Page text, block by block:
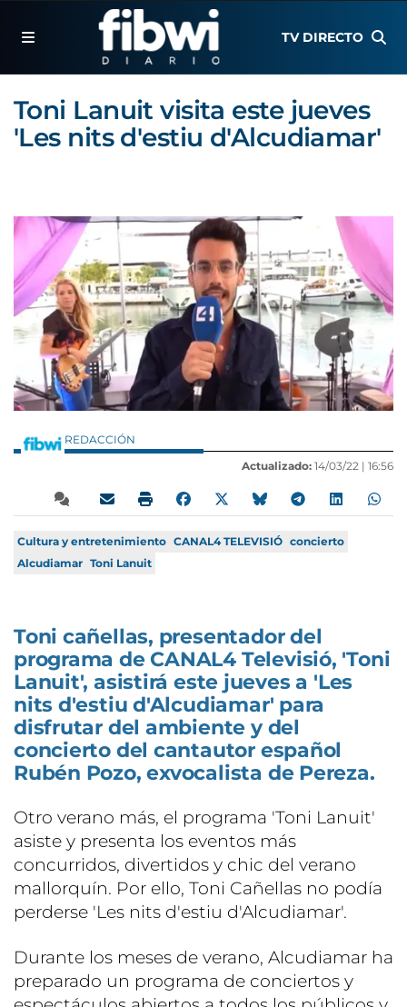
TV DIRECTO
Toni Lanuit visita este jueves
'Les nits d'estiu d'Alcudiamar'
REDACCIÓN
Actualizado: 14/03/22 | 16:56
Cultura y entretenimiento CANAL4 TELEVISIÓ concierto
Alcudiamar Toni Lanuit
Toni cañellas, presentador del
programa de CANAL4 Televisió, 'Toni
Lanuit', asistirá este jueves a 'Les
nits d'estiu d'Alcudiamar' para
disfrutar del ambiente y del
concierto del cantautor español
Rubén Pozo, exvocalista de Pereza.
Otro verano más, el programa 'Toni Lanuit'
asiste y presenta los eventos más
concurridos, divertidos y chic del verano
mallorquín. Por ello, Toni Cañellas no podía
perderse 'Les nits d'estiu d'Alcudiamar'.
Durante los meses de verano, Alcudiamar ha
preparado un programa de conciertos y